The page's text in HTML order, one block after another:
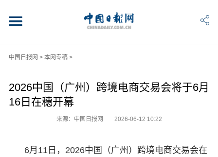
中国日报网 > 本网专稿>
2026中国（广州）跨境电商交易会将于6月
16日在穗开幕
来源：中国日报网 2026-06-12 10:22
6月11日，2026中国（广州）跨境电商交易会在